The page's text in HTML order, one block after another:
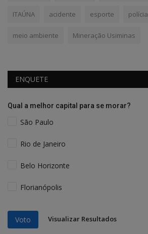
ITAÚNA acidente esporte polícia
meio ambiente Mineração Usiminas
ENQUETE
Qual a melhor capital para se morar?
São Paulo
Rio de Janeiro
Belo Horizonte
Florianópolis
Voto Visualizar Resultados